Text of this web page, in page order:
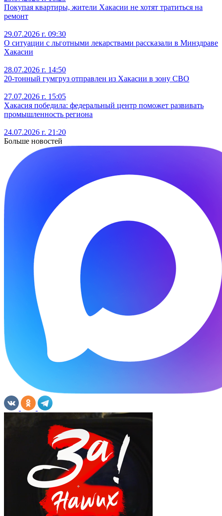
Покупая квартиры, жители Хакасии не хотят тратиться на
ремонт
29.07.2026 г. 09:30
О ситуации с льготными лекарствами рассказали в Минздраве
Хакасии
28.07.2026 г. 14:50
20-тонный гумгруз отправлен из Хакасии в зону СВО
27.07.2026 г. 15:05
Хакасия победила: федеральный центр поможет развивать
промышленность региона
24.07.2026 г. 21:20
Больше новостей